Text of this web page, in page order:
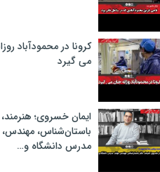
کرونا در محمودآباد
می گیرد
ایمان خسروی؛
باستان‌شناس،
مدرس دانشگاه و…